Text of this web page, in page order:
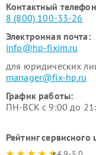
Контактный
8 (800) 100-33-26
Электронная почта:
info@hp-fixim.ru
для юридических
manager@fix-hp.ru
График работы:
ПН-ВСК с 9:00 до
Рейтинг сервисного